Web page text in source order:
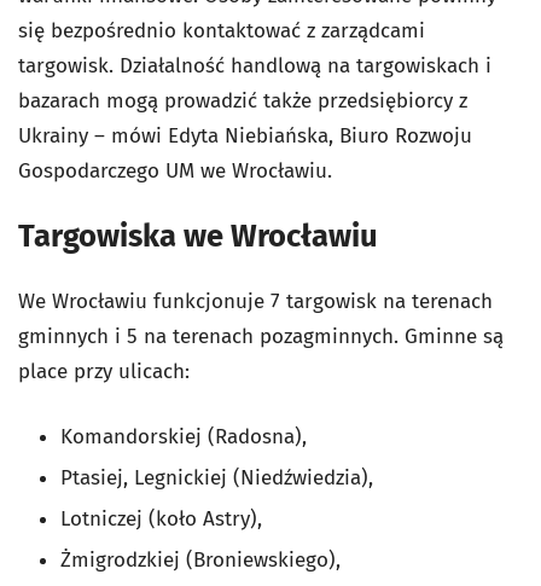
się bezpośrednio kontaktować z zarządcami
targowisk. Działalność handlową na targowiskach i
bazarach mogą prowadzić także przedsiębiorcy z
Ukrainy – mówi Edyta Niebiańska, Biuro Rozwoju
Gospodarczego UM we Wrocławiu.
Targowiska we Wrocławiu
We Wrocławiu funkcjonuje 7 targowisk na terenach
gminnych i 5 na terenach pozagminnych. Gminne są
place przy ulicach:
Komandorskiej (Radosna),
Ptasiej, Legnickiej (Niedźwiedzia),
Lotniczej (koło Astry),
Żmigrodzkiej (Broniewskiego),